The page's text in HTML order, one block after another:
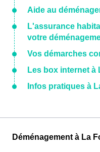
Aide au
L'assurance
votre
Vos démarches
Les box internet à
Infos pratiques à
Déménagement à La